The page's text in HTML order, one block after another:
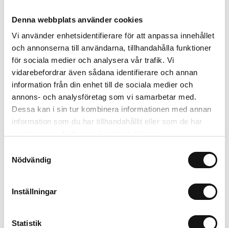
Denna webbplats använder cookies
Vi använder enhetsidentifierare för att anpassa innehållet
och annonserna till användarna, tillhandahålla funktioner
för sociala medier och analysera vår trafik. Vi
vidarebefordrar även sådana identifierare och annan
information från din enhet till de sociala medier och
annons- och analysföretag som vi samarbetar med.
Dessa kan i sin tur kombinera informationen med annan
information som du har tillhandahållit eller som de har
Nödvändig
Inställningar
Statistik
Valbara fraktmetoder
Beskrivning
Recensioner
Om tillverkaren